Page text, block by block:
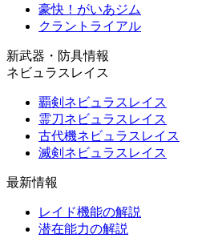
豪快！がいあジム
クラントライアル
新武器・防具情報
ネビュラスレイス
覇剣ネビュラスレイス
霊刀ネビュラスレイス
古代機ネビュラスレイス
滅剣ネビュラスレイス
最新情報
レイド機能の解説
潜在能力の解説